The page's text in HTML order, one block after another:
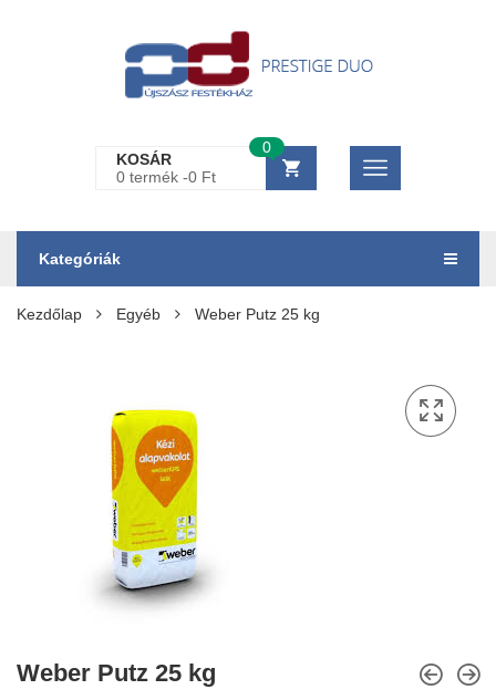
KOSÁR
0 termék -0 Ft
0
Kategóriák
Kezdőlap Egyéb Weber Putz 25 kg
Weber Putz 25 kg